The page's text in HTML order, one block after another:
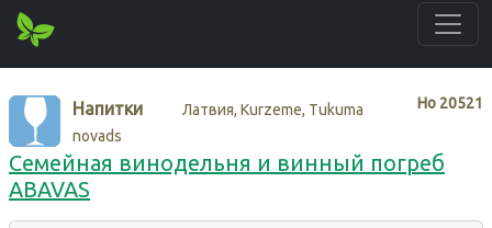
Нo 20521
Напитки
Латвия, Kurzeme, Tukuma
novads
Семейная винодельня и винный погреб
ABAVAS